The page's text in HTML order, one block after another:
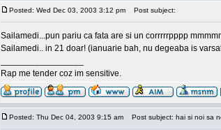
Posted: Wed Dec 03, 2003 3:12 pm Post subject:
Sailamedi...pun pariu ca fata are si un corrrrrpppp
Sailamedi.. in 21 doar! (ianuarie bah, nu degeaba is
Rap me tender coz im sensitive.
Posted: Thu Dec 04, 2003 9:15 am Post subject: hai si noi sa